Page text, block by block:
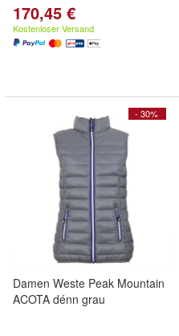
170,45 €
Kostenloser Versand
- 30%
Damen Weste Peak Mountain
ACOTA dénn grau